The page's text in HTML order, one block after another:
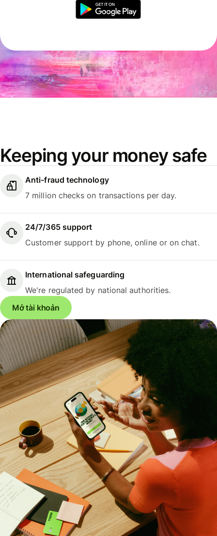
Keeping your money safe
Anti-fraud technology
7 million checks on transactions per day.
24/7/365 support
Customer support by phone, online or on chat.
International safeguarding
We're regulated by national authorities.
Mở tài khoản